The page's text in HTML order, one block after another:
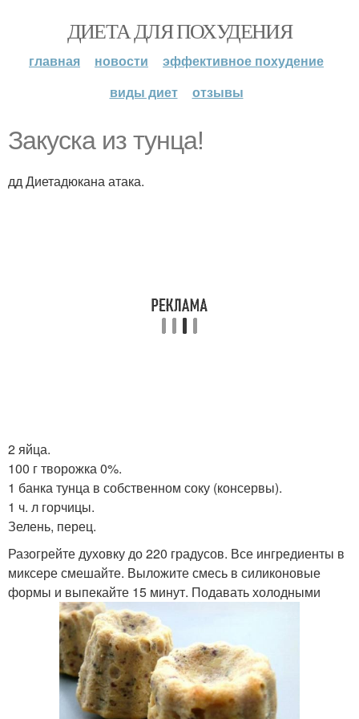
ДИЕТА ДЛЯ ПОХУДЕНИЯ
главная новости
эффективное похудение
виды диет
отзывы
Закуска из тунца!
дд Диетадюкана атака.
2 яйца.
100 г творожка 0%.
1 банка тунца в собственном соку (консервы).
1 ч. л горчицы.
Зелень, перец.
Разогрейте духовку до 220 градусов. Все ингредиенты в
миксере смешайте. Выложите смесь в силиконовые
формы и выпекайте 15 минут. Подавать холодными